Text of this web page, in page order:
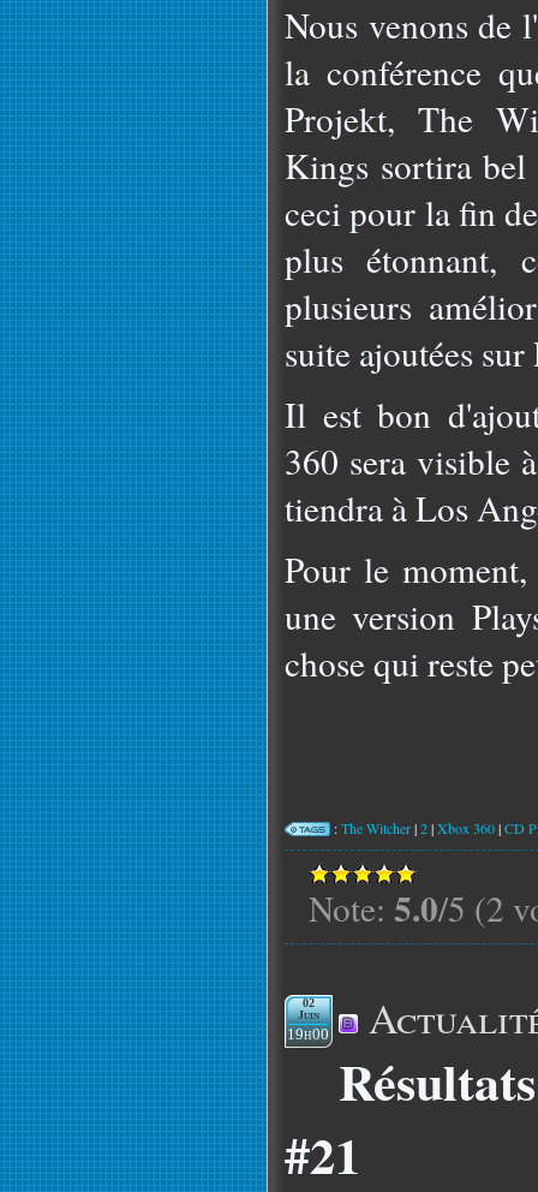
Nous venons de
la conférence
Projekt, The
Kings sortira
ceci pour la fin
plus étonnant,
plusieurs
suite ajoutées sur
Il est bon
360 sera visible
tiendra à Los
Pour le
une version
chose qui reste
:The Witcher|2|Xbox 360|CD
Note: 5.0/5 (2
02
Juin
19h00
#21